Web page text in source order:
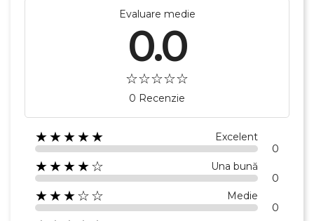
Evaluare medie
0.0
0 Recenzie
★★★★★ Excelent
0
★★★★☆ Una bună
0
★★★☆☆ Medie
0